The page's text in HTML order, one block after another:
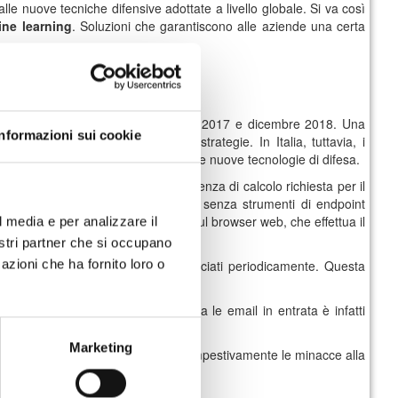
sui cookie
e per analizzare il
partner che si occupano
che ha fornito loro o
Marketing
nuove tecniche difensive adottate a livello globale. Si va così
learning. Soluzioni che garantiscono alle aziende una certa
tra marzo 2017 e dicembre 2018. Una
i cyber criminali a cambiare strategie. In Italia, tuttavia, i
delle istituzioni ad adottare le nuove tecnologie di difesa.
insaputa, al fine di rubare la potenza di calcolo richiesta per il
risultano difficili da identificare senza strumenti di endpoint
miner, basato completamente sul browser web, che effettua il
o negli aggiornamenti rilasciati periodicamente. Questa
di messaggi di phishing tra le email in entrata è infatti
in entrata ed intercettare tempestivamente le minacce alla